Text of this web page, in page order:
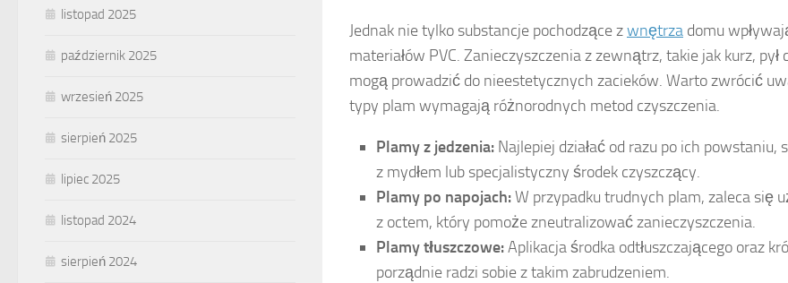
Jednak nie tylko substancje pochodzące zwnętrza domu
materiałów PVC. Zanieczyszczenia z zewnątrz, takie jak kurz, pył
mogą prowadzić do nieestetycznych zacieków. Warto zwrócić
typy plam wymagają różnorodnych metod czyszczenia.
Plamy z jedzenia: Najlepiej działać od razu po ich
z mydłem lub specjalistyczny środek czyszczący.
Plamy po napojach:W przypadku trudnych plam, zaleca się
z octem, który pomoże zneutralizować zanieczyszczenia.
Plamy tłuszczowe:Aplikacja środka odtłuszczającego oraz
porządnie radzi sobie z takim zabrudzeniem.
listopad 2025
październik 2025
wrzesień 2025
sierpień 2025
lipiec 2025
listopad 2024
sierpień 2024